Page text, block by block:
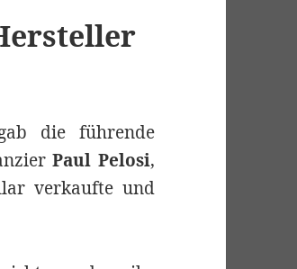
die führende
Paul Pelosi,
verkaufte und